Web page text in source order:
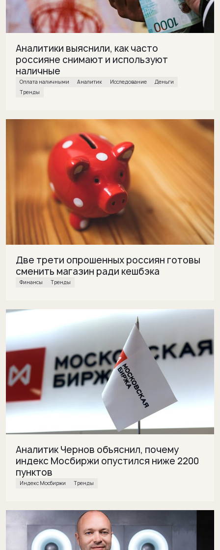
Аналитики выяснили, как часто
россияне снимают и используют
наличные
Оплата наличными Аналитик исследование
деньги
Тренды
Две трети опрошенных россиян готовы
сменить магазин ради кешбэка
финансы Тренды
Аналитик Чернов объяснил, почему
индекс Мосбиржи опустился ниже 2200
пунктов
Индекс Мосбиржи Тренды